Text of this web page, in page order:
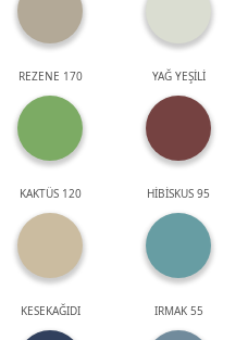
REZENE 170 YAĞ YEŞİLİ
KAKTÜS 120 HİBİSKUS 95
KESEKAĞIDI IRMAK 55